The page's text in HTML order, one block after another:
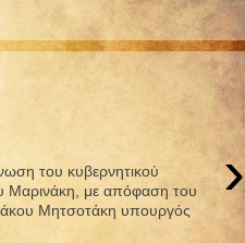
›
του κυβερνητικού
με απόφαση του
Μητσοτάκη υπουργός